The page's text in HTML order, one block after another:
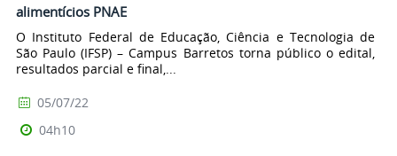
alimentícios PNAE
O Instituto Federal de Educação, Ciência e Tecnologia de
São Paulo (IFSP) – Campus Barretos torna público o edital,
resultados parcial e final,...
05/07/22
04h10